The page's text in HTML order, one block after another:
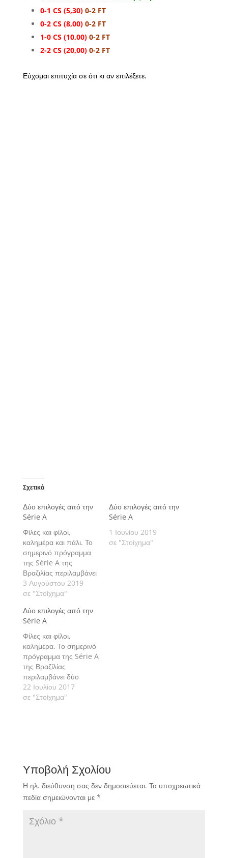
0-1 CS (5,30)0-2 FT
0-2 CS (8,00)0-2 FT
1-0 CS (10,00)0-2 FT
2-2 CS (20,00)0-2 FT
Εύχομαι επιτυχία σε ότι κι αν επιλέξετε.
Σχετικά
Δύο επιλογές από την
Série A
Φίλες και φίλοι,
καλημέρα και πάλι. Το
σημερινό πρόγραμμα
της Série A της
Βραζιλίας περιλαμβάνει
δύο αγώνες με τους
οποίους ανοίγει η 13η
δούμε τις εκτιμήσεις
μας αναλυτικά.
3 Αυγούστου 2019
σε "Στοίχημα"
Δύο επιλογές από την
Série A
1 Ιουνίου 2019
σε "Στοίχημα"
Δύο επιλογές από την
Série A
Φίλες και φίλοι,
καλημέρα. Το σημερινό
πρόγραμμα της Série A
της Βραζίλίας
περιλαμβάνει δύο
αγώνες με τους
οποίους ανοίγει η 16η
22 Ιουλίου 2017
σε "Στοίχημα"
Υποβολή Σχολίου
Η ηλ. διεύθυνση σας δεν δημοσιεύεται. Τα υποχρεωτικά
πεδία σημειώνονται με *